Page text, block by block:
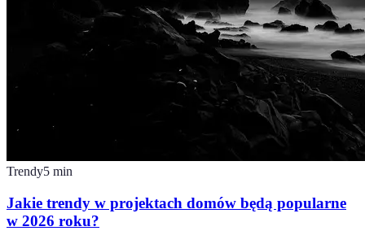
Trendy5 min
Jakie trendy w projektach domów będą popularne
w 2026 roku?